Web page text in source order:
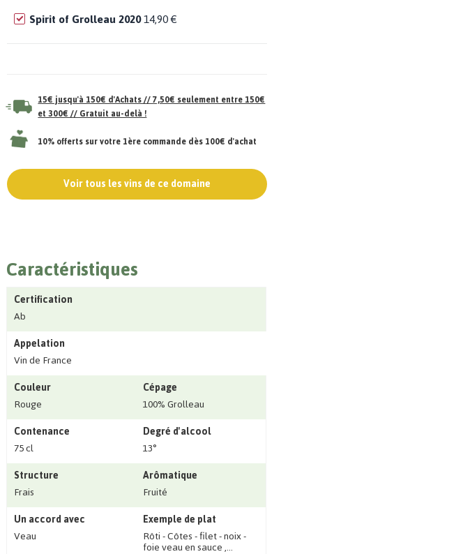
Spirit of Grolleau 202014,90 €
15€ jusqu'à 150€ d'Achats // 7,50€ seulement entre 150€
et 300€ // Gratuit au-delà !
10% offerts sur votre 1ère commande dès 100€ d'achat
Voir tous les vins de ce domaine
Caractéristiques
Certification
Ab
Appelation
Vin de France
Couleur
Rouge
Cépage
100% Grolleau
Contenance
75 cl
Degré d'alcool
13°
Structure
Frais
Arômatique
Fruité
Un accord avec
Veau
Exemple de plat
Rôti - Côtes - filet - noix -
foie veau en sauce ‚...